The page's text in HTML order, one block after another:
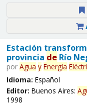
Estación
provincia deRío
por Agua y Energía
Idioma: Español
Editor: Buenos Aires:
1998